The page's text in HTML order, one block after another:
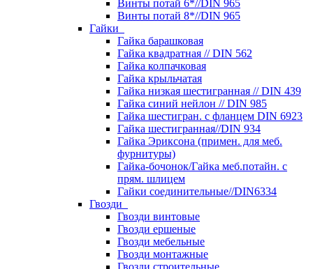
Винты потай 6*//DIN 965
Винты потай 8*//DIN 965
Гайки
Гайка барашковая
Гайка квадратная // DIN 562
Гайка колпачковая
Гайка крыльчатая
Гайка низкая шестигранная // DIN 439
Гайка синий нейлон // DIN 985
Гайка шестигран. с фланцем DIN 6923
Гайка шестигранная//DIN 934
Гайка Эриксона (примен. для меб.
фурнитуры)
Гайка-бочонок/Гайка меб.потайн. с
прям. шлицем
Гайки соединительные//DIN6334
Гвозди
Гвозди винтовые
Гвозди ершеные
Гвозди мебельные
Гвозди монтажные
Гвозди строительные